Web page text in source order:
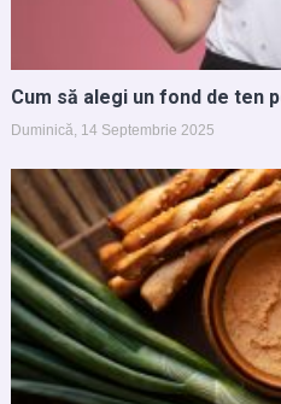
Cum să alegi un fond de ten
Duminică, 14 Septembrie 2025